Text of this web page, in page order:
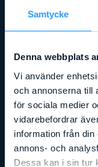
Samtycke
Denna webbplats
Vi använder
och annonserna till
för sociala medier
vidarebefordrar
information från
annons- och
Dessa kan i sin tur
Arbetshöjd: 15,86mLiftens bredd :
GENIE Z45/25RT
Läs mer